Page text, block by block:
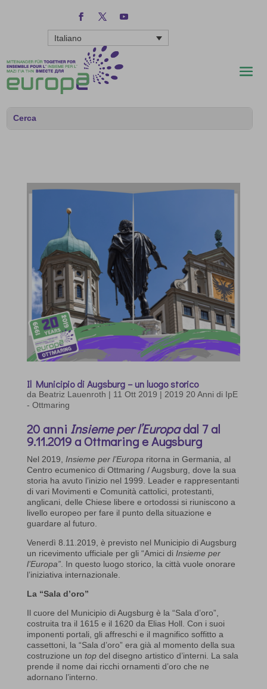
Italiano
Il Municipio di Augsburg – un luogo storico
da Beatriz Lauenroth | 11 Ott 2019 | 2019 20 Anni di IpE
- Ottmaring
20 anni Insieme per l’Europadal 7 al
9.11.2019 a Ottmaring e Augsburg
Nel 2019, Insieme per l’Europa ritorna in Germania, al
Centro ecumenico di Ottmaring / Augsburg, dove la sua
storia ha avuto l’inizio nel 1999. Leader e rappresentanti
di vari Movimenti e Comunità cattolici, protestanti,
anglicani, delle Chiese libere e ortodossi si riuniscono a
livello europeo per fare il punto della situazione e
guardare al futuro.
Venerdì 8.11.2019, è previsto nel Municipio di Augsburg
un ricevimento ufficiale per gli “Amici di Insieme per
l’Europa”. In questo luogo storico, la città vuole onorare
l’iniziativa internazionale.
La “Sala d’oro”
Il cuore del Municipio di Augsburg è la “Sala d’oro”,
costruita tra il 1615 e il 1620 da Elias Holl. Con i suoi
imponenti portali, gli affreschi e il magnifico soffitto a
cassettoni, la “Sala d’oro” era già al momento della sua
costruzione un topdel disegno artistico d’interni. La sala
prende il nome dai ricchi ornamenti d’oro che ne
adornano l’interno.